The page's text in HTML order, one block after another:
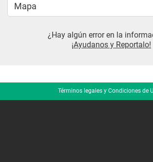
Mapa
¿Hay algún error en la
¡Ayudanos y Reportalo!
Términos legales y Condiciones de